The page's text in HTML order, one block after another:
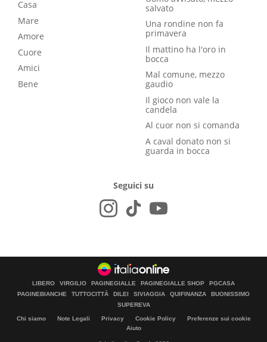
Casa
Mare
Amore
Cuore
Amici
Bene
salvato
Una rondine non fa
primavera
Il mattino ha l'oro in
bocca
Mal comune, mezzo
gaudio
Il gioco non vale la
candela
Al cuor non si comanda
A caval donato non si
guarda in bocca
Seguici su
LIBERO VIRGILIO PAGINEGIALLE PAGINEGIALLE SHOP
PGCASA
PAGINEBIANCHE
TUTTOCITTÀ DILEI SIVIAGGIA QUIFINANZA
BUONISSIMO
SUPEREVA
Chi siamo Note Legali Privacy Cookie Policy
Preferenze sui cookie
Aiuto